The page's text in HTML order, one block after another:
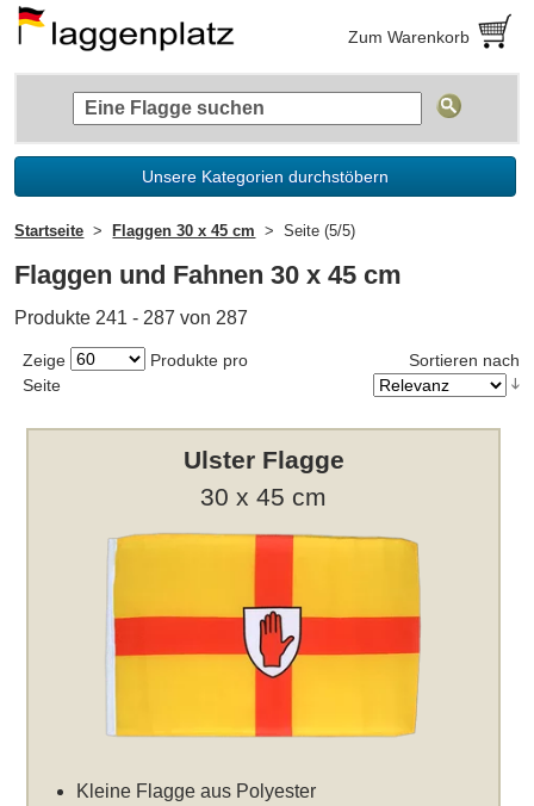
Zum Warenkorb
Unsere Kategorien durchstöbern
Startseite Flaggen 30 x 45 cm Seite (5/5)
Flaggen und Fahnen 30 x 45 cm
Produkte 241 - 287 von 287
Zeige
Produkte pro
Seite
Sortieren nach
Ulster Flagge
30 x 45 cm
Kleine Flagge aus Polyester